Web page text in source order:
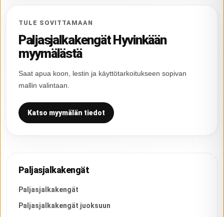
TULE SOVITTAMAAN
Paljasjalkakengät Hyvinkään
myymälästä
Saat apua koon, lestin ja käyttötarkoitukseen sopivan
mallin valintaan.
Katso myymälän tiedot
Paljasjalkakengät
Paljasjalkakengät
Paljasjalkakengät juoksuun